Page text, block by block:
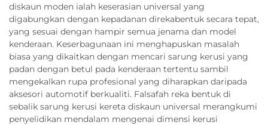
diskaun moden ialah keserasian universal yang
digabungkan dengan kepadanan direkabentuk secara tepat,
yang sesuai dengan hampir semua jenama dan model
kenderaan. Keserbagunaan ini menghapuskan masalah
biasa yang dikaitkan dengan mencari sarung kerusi yang
padan dengan betul pada kenderaan tertentu sambil
mengekalkan rupa profesional yang diharapkan daripada
aksesori automotif berkualiti. Falsafah reka bentuk di
sebalik sarung kerusi kereta diskaun universal merangkumi
penyelidikan mendalam mengenai dimensi kerusi